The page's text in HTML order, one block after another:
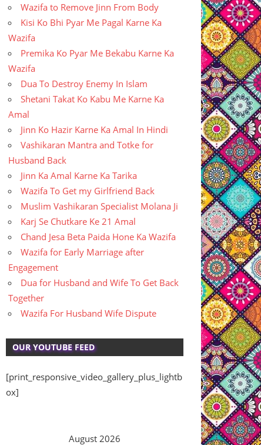
Wazifa to Remove Jinn From Body
Kisi Ko Bhi Pyar Me Pagal Karne Ka
Wazifa
Premika Ko Pyar Me Bekabu Karne Ka
Wazifa
Dua To Destroy Enemy In Islam
Shetani Takat Ko Kabu Me Karne Ka
Amal
Jinn Ko Hazir Karne Ka Amal In Hindi
Vashikaran Mantra and Totke for
Husband Back
Jinn Ka Amal Karne Ka Tarika
Wazifa To Get my Girlfriend Back
Muslim Vashikaran Specialist Molana Ji
Karj Se Chutkare Ke 21 Amal
Chand Jesa Beta Paida Hone Ka Wazifa
Wazifa for Early Marriage after
Engagement
Dua for Husband and Wife To Get Back
Together
Wazifa For Husband Wife Dispute
OUR YOUTUBE FEED
[print_responsive_video_gallery_plus_lightb
ox]
August 2026